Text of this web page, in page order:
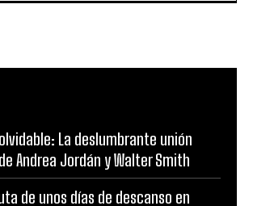
La deslumbrante unión
Andrea Jordán y Walter Smith
de unos días de descanso en